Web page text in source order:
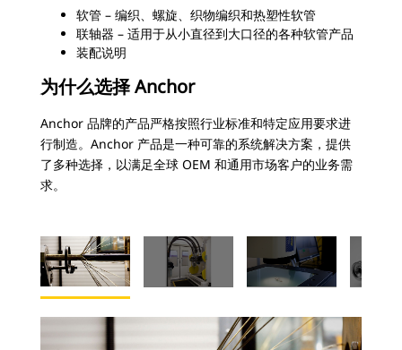
软管 – 编织、螺旋、织物编织和热塑性软管
联轴器 – 适用于从小直径到大口径的各种软管产品
装配说明
为什么选择 Anchor
Anchor 品牌的产品严格按照行业标准和特定应用要求进
行制造。Anchor 产品是一种可靠的系统解决方案，提供
了多种选择，以满足全球 OEM 和通用市场客户的业务需
求。